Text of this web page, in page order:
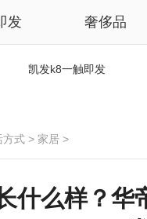
发 奢侈品
凯发k8一触即发
方式 > 家居 >
什么样？华